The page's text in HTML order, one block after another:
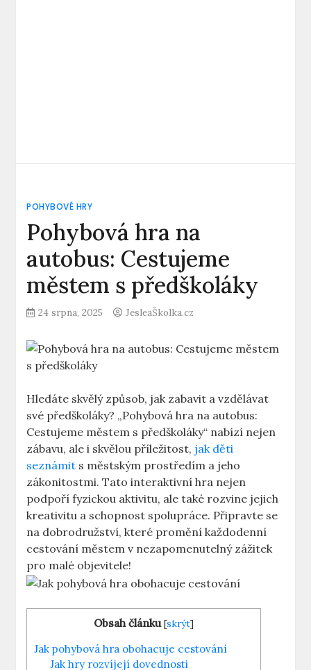
POHYBOVÉ HRY
Pohybová hra na
autobus: Cestujeme
městem s předškoláky
24 srpna, 2025 JesleaŠkolka.cz
Hledáte skvělý​ způsob, jak zabavit a vzdělávat
své předškoláky? „Pohybová hra na autobus:
Cestujeme městem s předškoláky“⁢ nabízí nejen
zábavu, ale i⁢ skvělou příležitost, jak děti
seznámit s městským prostředím a jeho
zákonitostmi. Tato interaktivní hra nejen
podpoří fyzickou ⁣aktivitu, ​ale také⁣ rozvine‍ jejich
kreativitu⁣ a schopnost spolupráce.⁣ Připravte se
na dobrodružství, ⁤které promění ⁢každodenní
‌cestování městem v nezapomenutelný zážitek
pro ‌malé objevitele!
Obsah článku [skrýt]
Jak ⁣pohybová⁣ hra obohacuje‍ cestování
Jak hry rozvíjejí dovednosti